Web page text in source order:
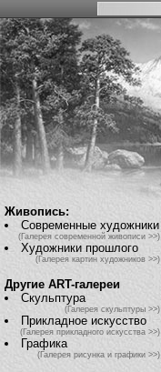
Живопись:
Современные художники
(Галерея современной живописи >>)
Художники прошлого
(Галерея картин художников >>)
Другие ART-галереи
Скульптура
(Галерея скульптуры >>)
Прикладное искусство
(Галерея прикладного искусства >>)
Графика
(Галерея рисунка и графики >>)